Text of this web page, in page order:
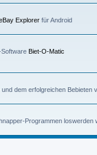
Explorer für Android
Biet-O-Matic
dem erfolgreichen Bebieten
Programmen loswerden